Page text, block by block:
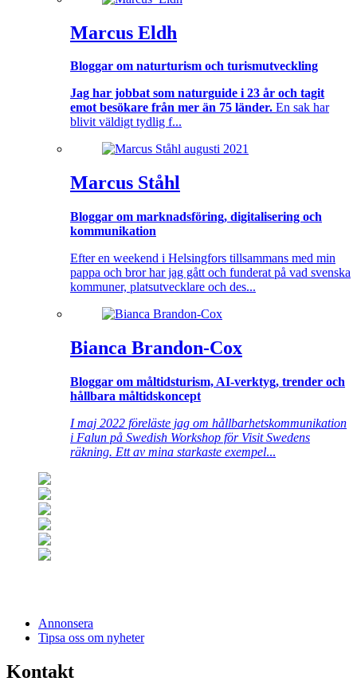
Marcus Eldh
Bloggar om naturturism och turismutveckling
Jag har jobbat som naturguide i 23 år och tagit
emot besökare från mer än 75 länder. En sak har
blivit väldigt tydlig f...
Marcus Ståhl
Bloggar om marknadsföring, digitalisering och
kommunikation
Efter en weekend i Helsingfors tillsammans med min
pappa och bror har jag gått och funderat på vad svenska
kommuner, platsutvecklare och des...
Bianca Brandon-Cox
Bloggar om måltidsturism, AI-verktyg, trender och
hållbara måltidskoncept
I maj 2022 föreläste jag om hållbarhetskommunikation
i Falun på Swedish Workshop för Visit Swedens
räkning. Ett av mina starkaste exempel...
Annonsera
Tipsa oss om nyheter
Kontakt